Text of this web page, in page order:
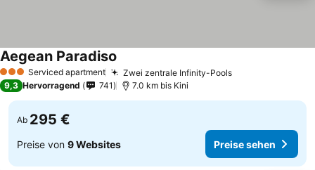
3 SterneServiced apartment Zwei zentrale Infinity-Pools
Aegean Paradiso
9,3 Hervorragend 741 7.0 km bis Kini
Ab 295 €
Preise von 9 Websites Preise sehen